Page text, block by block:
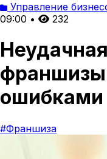
Управление
09:00 • 232
франшизы
ошибками
#Франшиза